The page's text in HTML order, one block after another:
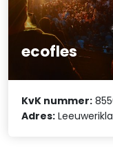
ecofles
KvK nummer:
Adres: